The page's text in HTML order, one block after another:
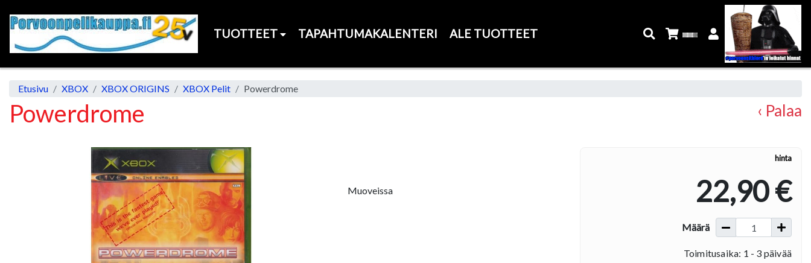
TUOTTEET TAPAHTUMAKALENTERI ALE TUOTTEET
Etusivu XBOX XBOX ORIGINS XBOX Pelit Powerdrome
Powerdrome ‹ Palaa
Muoveissa
hinta
22,90 €
Määrä
Toimitusaika: 1 - 3 päivää